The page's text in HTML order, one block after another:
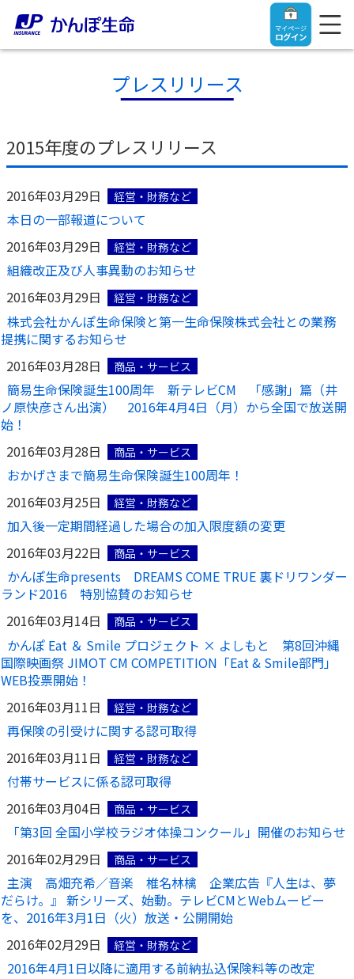
マイページ
ログイン
トップ
ご契約者さま
ご契約者さま
マイページログイン
入院保険金・手術保険金のご請求
お手続き一覧
きっかけ・できごとから探す
マイページでできること
新規登録
ログイン
ご契約内容の確認
お客さまに関する情報等の確認の取り組み
各種サービス・お知らせ
かんぽプラチナライフサービス
ご契約のしおり・約款（Web約款）
保険用語集
お問い合わせ
保険をご検討中のお客さま
保険をご検討中のお客さま
終身保険
養老保険
学資保険
長寿支援保険
お見積りシミュレーション
資料請求
保険の探し方のポイント
保険かんたん診断
これからのライフイベントでかかる費用とは？
ご契約手続きの流れ
保険料のお払込方法
保険用語集
お問い合わせ
【まずはご相談ください】企業経営でお悩みの方はこ
ちら
法人のお客さま向け商品一覧
お役立ち情報
かんぽ生命の団体取扱い
法人向け資料請求
お問い合わせ先
お役立ち情報
保険
医療
お金
子育て
ライフプラン
健康情報
かんぽアプリ～かんぽの健康と安心を手のひらに～
すこやか健康ラボ
かんぽ生命について
ご挨拶
経営理念・経営戦略
会社概要
財務情報
株主・投資家のみなさまへ
日本郵政グループとしての取り組み
採用情報
CM・オウンドメディア／ソーシャルメディア
かんぽブランド
かんぽ生命のサステナビリティ
よくあるご質問
お問い合わせ
サステナビリティ
株主・投資家のみなさまへ
採用情報
English
プレスリリース
2015年度のプレスリリース
2016年03月29日 経営・財務など
本日の一部報道について
2016年03月29日
経営・財務など
組織改正及び人事異動のお知らせ
2016年03月29日
経営・財務など
株式会社かんぽ生命保険と第一生命保険株式会社との業務
提携に関するお知らせ
2016年03月28日
商品・サービス
簡易生命保険誕生100周年 新テレビCM 「感謝」篇（井
ノ原快彦さん出演） 2016年4月4日（月）から全国で放送開
始！
2016年03月28日
商品・サービス
おかげさまで簡易生命保険誕生100周年！
2016年03月25日
経営・財務など
加入後一定期間経過した場合の加入限度額の変更
2016年03月22日
商品・サービス
かんぽ生命presents DREAMS COME TRUE 裏ドリワンダー
ランド2016 特別協賛のお知らせ
2016年03月14日
商品・サービス
かんぽ Eat ＆ Smile プロジェクト × よしもと 第8回沖縄
国際映画祭 JIMOT CM COMPETITION「Eat & Smile部門」
WEB投票開始！
2016年03月11日
経営・財務など
再保険の引受けに関する認可取得
2016年03月11日
経営・財務など
付帯サービスに係る認可取得
2016年03月04日
商品・サービス
「第3回 全国小学校ラジオ体操コンクール」開催のお知らせ
2016年02月29日
商品・サービス
主演 高畑充希／音楽 椎名林檎 企業広告『人生は、夢
だらけ。』 新シリーズ、始動。テレビCMとWebムービー
を、2016年3月1日（火）放送・公開開始
2016年02月29日
経営・財務など
2016年4月1日以降に適用する前納払込保険料等の改定